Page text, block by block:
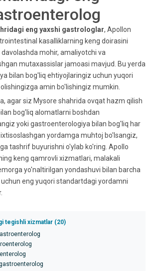
eng yaxshi gastrologlar, Apollon
kasalliklarning keng doirasini
mohir, amaliyotchi va
mutaxassislar jamoasi mavjud. Bu yerda
bilan bog'liq ehtiyojlaringiz uchun yuqori
amin bo'lishingiz mumkin.
agar siz Mysore shahrida ovqat hazm qilish
bog'liq alomatlarni boshdan
yoki gastroenterologiya bilan bog'liq har
yordamga muhtoj bo'lsangiz,
tashrif buyurishni o'ylab ko'ring. Apollo
keng qamrovli xizmatlari, malakali
yo'naltirilgan yondashuvi bilan barcha
eng yuqori standartdagi yordamni
tegishli xizmatlar (20)